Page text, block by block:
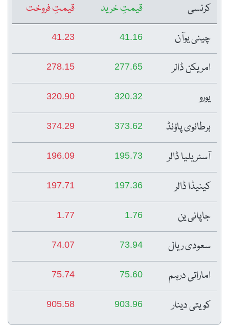
کرنسی
قیمتِ خرید
قیمتِ فروخت
چینی یوآن
41.16
41.23
امریکن ڈالر 277.65
278.15
یورو 320.32
320.90
برطانوی پاؤنڈ 373.62
374.29
آسٹریلیا ڈالر 195.73
196.09
کینیڈا ڈالر 197.36
197.71
جاپانی ین 1.76
1.77
سعودی ریال 73.94
74.07
اماراتی درہم 75.60
75.74
کویتی دینار 903.96
905.58